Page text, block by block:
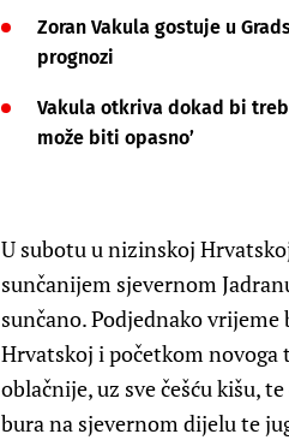
Zoran Vakula gostuje u
prognozi
Vakula otkriva dokad bi
može biti opasno’
U subotu u nizinskoj
sunčanijem sjevernom
sunčano. Podjednako
Hrvatskoj i početkom novoga
oblačnije, uz sve češću kišu,
bura na sjevernom dijelu te